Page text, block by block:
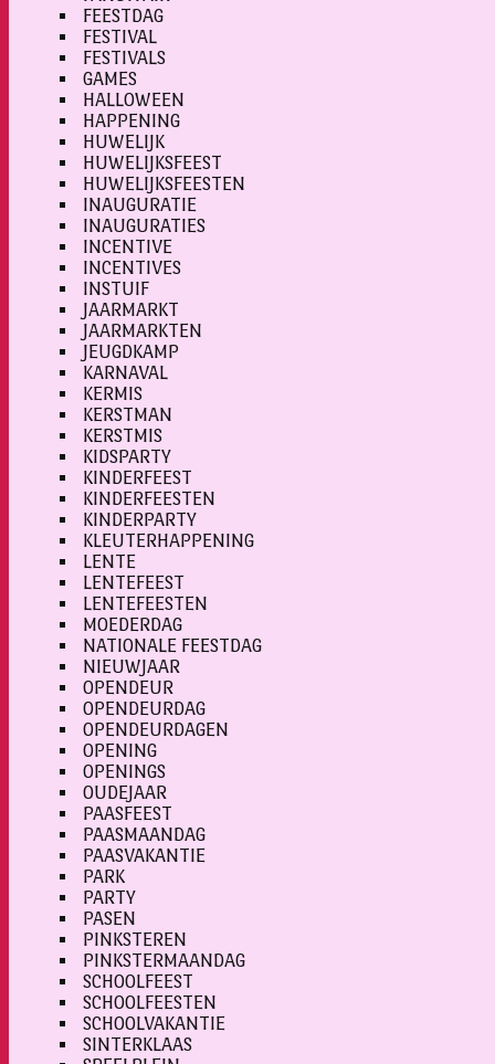
FEESTDAG
FESTIVAL
FESTIVALS
GAMES
HALLOWEEN
HAPPENING
HUWELIJK
HUWELIJKSFEEST
HUWELIJKSFEESTEN
INAUGURATIE
INAUGURATIES
INCENTIVE
INCENTIVES
INSTUIF
JAARMARKT
JAARMARKTEN
JEUGDKAMP
KARNAVAL
KERMIS
KERSTMAN
KERSTMIS
KIDSPARTY
KINDERFEEST
KINDERFEESTEN
KINDERPARTY
KLEUTERHAPPENING
LENTE
LENTEFEEST
LENTEFEESTEN
MOEDERDAG
NATIONALE FEESTDAG
NIEUWJAAR
OPENDEUR
OPENDEURDAG
OPENDEURDAGEN
OPENING
OPENINGS
OUDEJAAR
PAASFEEST
PAASMAANDAG
PAASVAKANTIE
PARK
PARTY
PASEN
PINKSTEREN
PINKSTERMAANDAG
SCHOOLFEEST
SCHOOLFEESTEN
SCHOOLVAKANTIE
SINTERKLAAS